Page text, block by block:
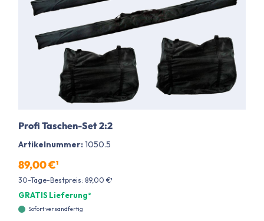
Profi Taschen-Set 2:2
Artikelnummer:1050.5
89,00 €¹
30-Tage-Bestpreis: 89,00 €¹
GRATIS Lieferung²
Sofort versandfertig